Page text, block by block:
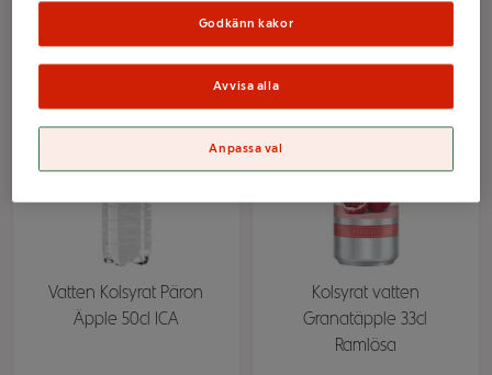
Välj butik Välj butik
Vatten Kolsyrat Päron
Äpple 50cl ICA
Kolsyrat vatten
Granatäpple 33cl
Ramlösa
Godkänn kakor
Avvisa alla
Anpassa val